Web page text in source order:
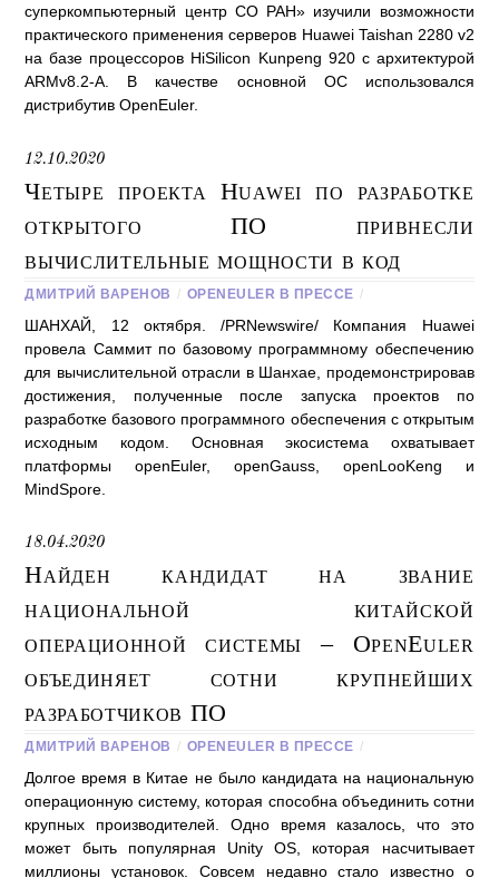
суперкомпьютерный центр СО РАН» изучили возможности
практического применения серверов Huawei Taishan 2280 v2
на базе процессоров HiSilicon Kunpeng 920 с архитектурой
ARMv8.2-A. В качестве основной ОС использовался
дистрибутив OpenEuler.
12.10.2020
Четыре проекта Huawei по разработке
открытого ПО привнесли
вычислительные мощности в код
ДМИТРИЙ ВАРЕНОВ / OPENEULER В ПРЕССЕ /
ШАНХАЙ, 12 октября. /PRNewswire/ Компания Huawei
провела Саммит по базовому программному обеспечению
для вычислительной отрасли в Шанхае, продемонстрировав
достижения, полученные после запуска проектов по
разработке базового программного обеспечения с открытым
исходным кодом. Основная экосистема охватывает
платформы openEuler, openGauss, openLooKeng и
MindSpore.
18.04.2020
Найден кандидат на звание
национальной китайской
операционной системы – OpenEuler
объединяет сотни крупнейших
разработчиков ПО
ДМИТРИЙ ВАРЕНОВ / OPENEULER В ПРЕССЕ /
Долгое время в Китае не было кандидата на национальную
операционную систему, которая способна объединить сотни
крупных производителей. Одно время казалось, что это
может быть популярная Unity OS, которая насчитывает
миллионы установок. Совсем недавно стало известно о